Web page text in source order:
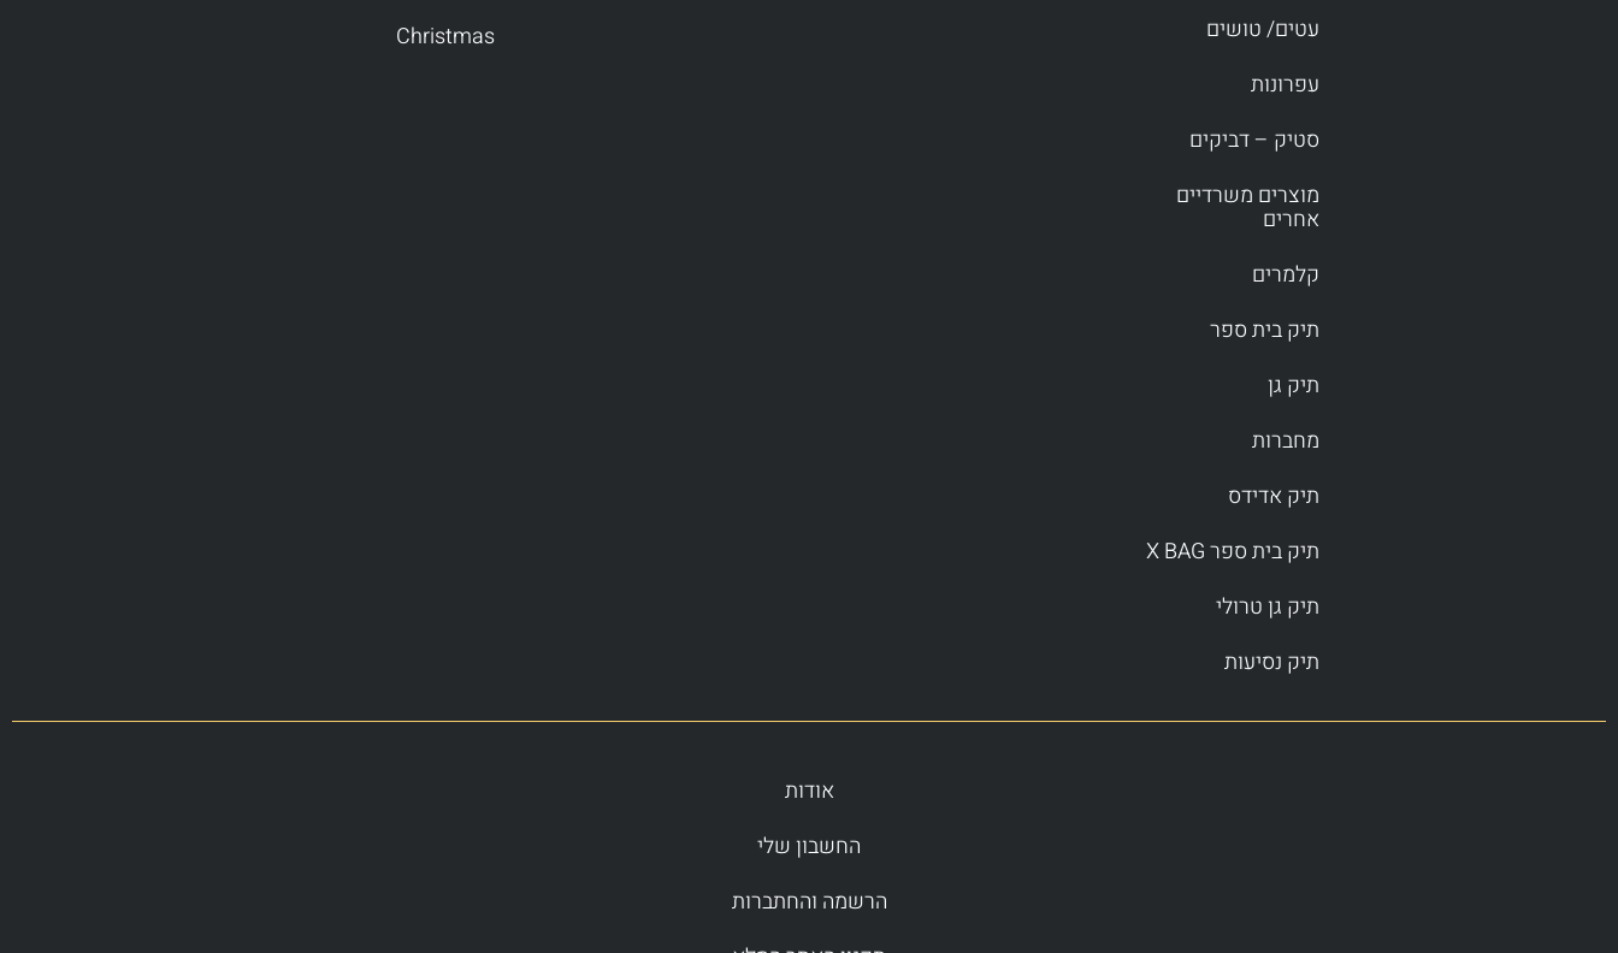
עטים/ טושים
עפרונות
סטיק – דביקים
מוצרים משרדיים
אחרים
קלמרים
תיק בית ספר
תיק גן
מחברות
תיק אדידס
תיק בית ספר X BAG
תיק גן טרולי
תיק נסיעות
Christmas
אודות
החשבון שלי
הרשמה והחתברות